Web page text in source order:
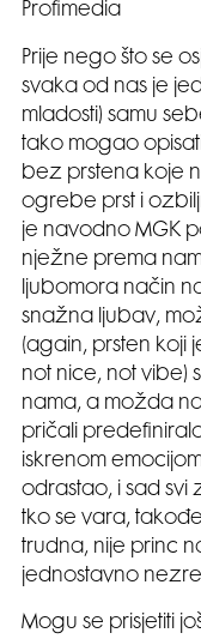
Profimedia
Prije nego što se
svaka od nas je
mladosti) samu
tako mogao
bez prstena koje
ogrebe prst i
je navodno MGK
nježne prema
ljubomora način
snažna ljubav,
(again, prsten koji
not nice, not vibe)
nama, a možda
pričali
iskrenom
odrastao, i sad svi
tko se vara,
trudna, nije princ
jednostavno
Mogu se prisjetiti